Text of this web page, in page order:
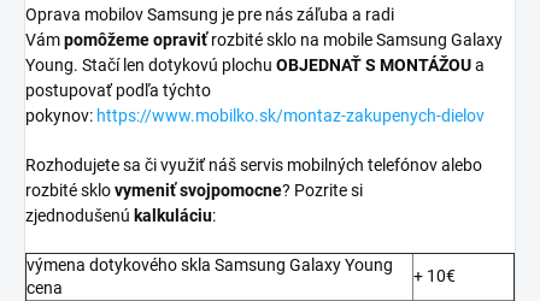
Oprava mobilov Samsung je pre nás záľuba a radi
Vámpomôžeme opraviť rozbité sklo na mobile Samsung Galaxy
Young. Stačí len dotykovú plochu OBJEDNAŤ S MONTÁŽOUa
postupovať podľa týchto
pokynov: https://www.mobilko.sk/montaz-zakupenych-dielov
Rozhodujete sa či využiť náš servis mobilných telefónov alebo
rozbité sklovymeniť svojpomocne? Pozrite si
zjednodušenú kalkuláciu:
výmena dotykového skla Samsung Galaxy Young
cena
+ 10€